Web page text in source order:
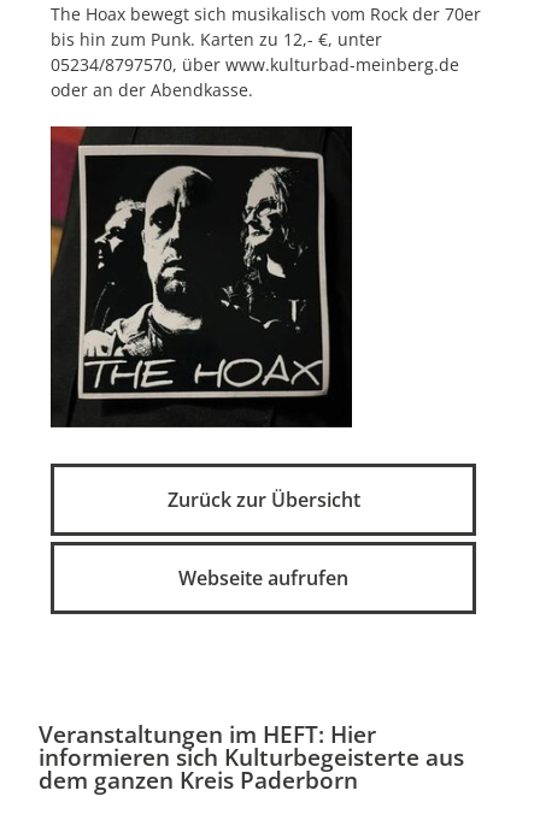
The Hoax bewegt sich musikalisch vom Rock der 70er
bis hin zum Punk. Karten zu 12,- €, unter
05234/8797570, über www.kulturbad-meinberg.de
oder an der Abendkasse.
Zurück zur Übersicht
Webseite aufrufen
Veranstaltungen im HEFT: Hier
informieren sich Kulturbegeisterte aus
dem ganzen Kreis Paderborn